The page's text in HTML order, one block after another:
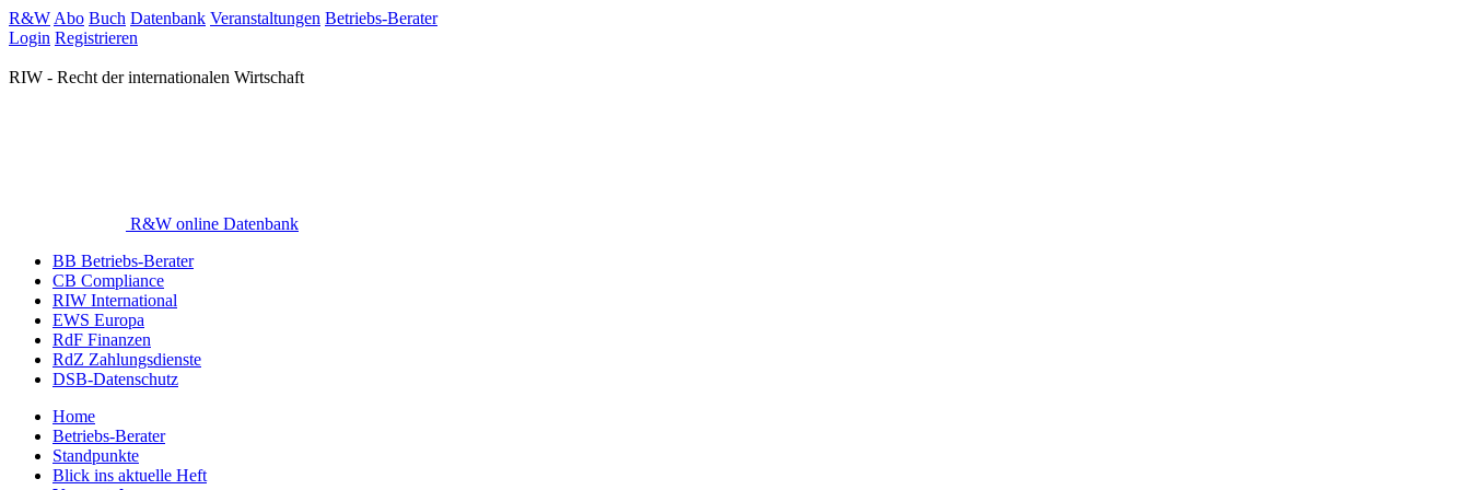
R&W Abo Buch Datenbank Veranstaltungen Betriebs-Berater
Login Registrieren
RIW - Recht der internationalen Wirtschaft
R&W online Datenbank
BB Betriebs-Berater
CB Compliance
RIW International
EWS Europa
RdF Finanzen
RdZ Zahlungsdienste
DSB-Datenschutz
Home
Betriebs-Berater
Standpunkte
Blick ins aktuelle Heft